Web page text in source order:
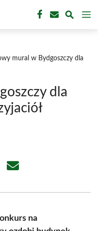
mural w Bydgoszczy dla
dla
Share
na